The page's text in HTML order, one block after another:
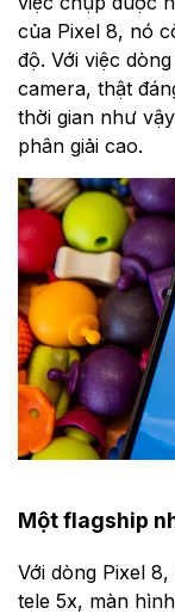
của Pixel 8, nó
độ. Với việc
camera, thật
thời gian như
phân giải cao.
Một flagship
Với dòng Pixel
tele 5x, màn